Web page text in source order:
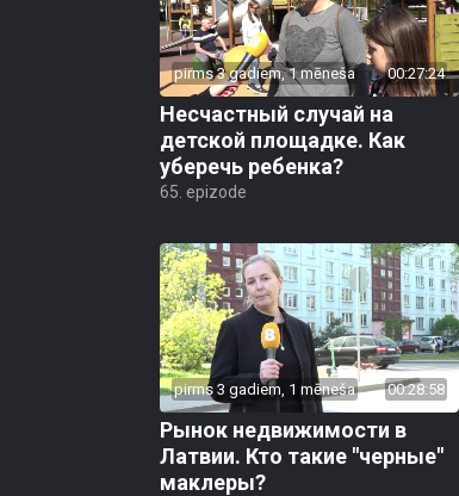
pirms 3 gadiem, 1 mēneša 00:27:24
Несчастный случай на
детской площадке. Как
уберечь ребенка?
65. epizode
pirms 3 gadiem, 1 mēneša 00:28:58
Рынок недвижимости в
Латвии. Кто такие "черные"
маклеры?